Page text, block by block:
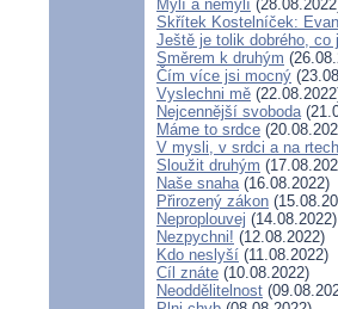
Mýlí a nemýlí
Skřítek Kostelníček:
Ještě je tolik dobrého, co
Směrem k druhým
Čím více jsi mocný
Vyslechni mě
Nejcennější svoboda
Máme to srdce
V mysli, v srdci a na rtech
Sloužit druhým
Naše snaha(16.08.2022)
Přirozený zákon
Neproplouvej (14.08.2022)
Nezpychni! (12.08.2022)
Kdo neslyší (11.08.2022)
Cíl znáte (10.08.2022)
Neoddělitelnost